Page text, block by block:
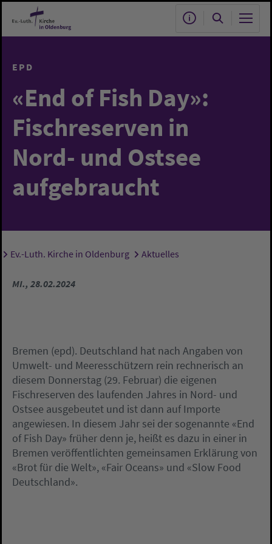
Zum Hauptinhalt springen
EPD
«End of Fish Day»:
Fischreserven in
Nord- und Ostsee
aufgebraucht
Sie sind hier:
Ev.-Luth. Kirche in Oldenburg Aktuelles
MI., 28.02.2024
Bremen (epd). Deutschland hat nach Angaben von
Umwelt- und Meeresschützern rein rechnerisch an
diesem Donnerstag (29. Februar) die eigenen
Fischreserven des laufenden Jahres in Nord- und
Ostsee ausgebeutet und ist dann auf Importe
angewiesen. In diesem Jahr sei der sogenannte «End
of Fish Day» früher denn je, heißt es dazu in einer in
Bremen veröffentlichten gemeinsamen Erklärung von
«Brot für die Welt», «Fair Oceans» und «Slow Food
Deutschland».